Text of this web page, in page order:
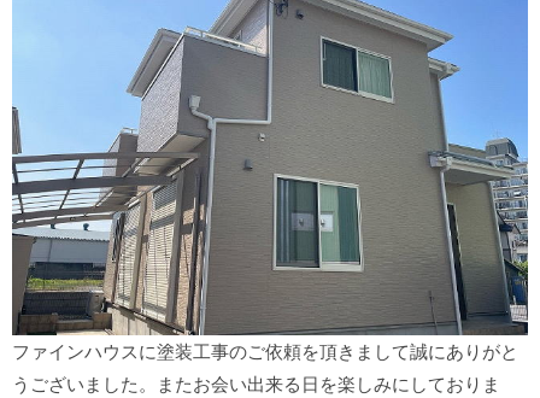
ファインハウスに塗装工事のご依頼を頂きまして誠にありがと
うございました。またお会い出来る日を楽しみにしておりま